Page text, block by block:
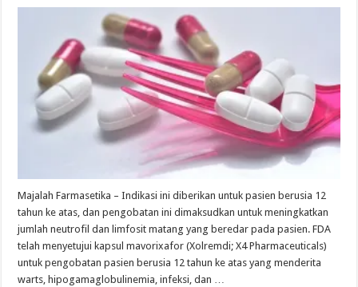
Majalah Farmasetika – Indikasi ini diberikan untuk pasien berusia 12
tahun ke atas, dan pengobatan ini dimaksudkan untuk meningkatkan
jumlah neutrofil dan limfosit matang yang beredar pada pasien. FDA
telah menyetujui kapsul mavorixafor (Xolremdi; X4 Pharmaceuticals)
untuk pengobatan pasien berusia 12 tahun ke atas yang menderita
warts, hipogamaglobulinemia, infeksi, dan …